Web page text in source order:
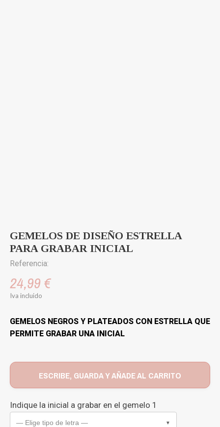
GEMELOS DE DISEÑO ESTRELLA
PARA GRABAR INICIAL
Referencia:
24,99 €
Iva incluido
GEMELOS NEGROS Y PLATEADOS CON ESTRELLA QUE
PERMITE GRABAR UNA INICIAL
ESCRIBE, GUARDA Y AÑADE AL CARRITO
Indique la inicial a grabar en el gemelo 1
— Elige tipo de letra — ▼